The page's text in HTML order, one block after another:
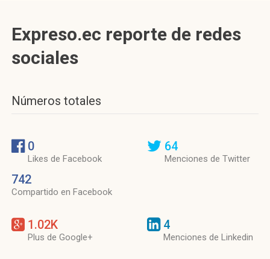
Expreso.ec reporte de redes
sociales
Números totales
0
Likes de Facebook
742
Compartido en Facebook
64
Menciones de Twitter
1.02K
Plus de Google+
4
Menciones de Linkedin